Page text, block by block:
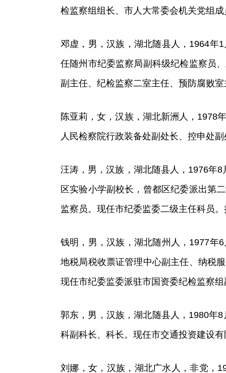
检监察组组长、市人大常委会机关党组
邓虚，男，汉族，湖北随县人，1964年
任随州市纪委监察局副科级纪检监察员
副主任、纪检监察二室主任、预防腐败
陈亚莉，女，汉族，湖北新洲人，1978
人民检察院行政装备处副处长、控申处
汪涛，男，汉族，湖北随县人，1976年
区实验小学副校长，曾都区纪委派出第
监察员。现任市纪委监委二级主任科员
钱明，男，汉族，湖北随州人，1977年
地税局税收票证管理中心副主任、纳税
现任市纪委监委派驻市国资委纪检监察
郭东，男，汉族，湖北随县人，1980年
科副科长、科长。现任市交通投资建设
刘娜，女，汉族，湖北广水人，非党，